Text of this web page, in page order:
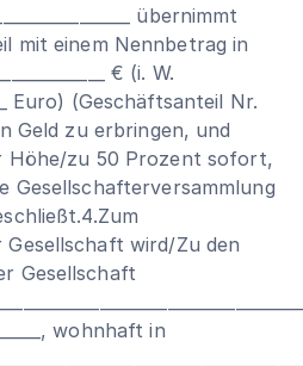
übernimmt
mit einem Nennbetrag in
€ (i. W.
Euro) (Geschäftsanteil Nr.
Geld zu erbringen, und
Höhe/zu 50 Prozent sofort,
Gesellschafterversammlung
wird/Zu den
Gesellschaft
wohnhaft in